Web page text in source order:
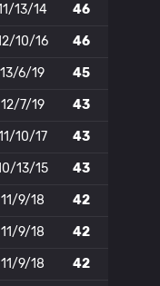
13/14 46
10/16 46
13/6/19 45
12/7/19 43
10/17 43
13/15 43
11/9/18 42
11/9/18 42
11/9/18 42